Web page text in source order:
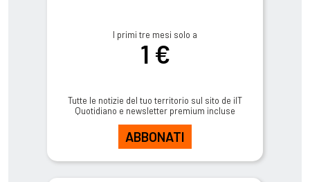
I primi tre mesi solo a
1 €
Tutte le notizie del tuo territorio sul sito de ilT
Quotidiano e newsletter premium incluse
ABBONATI